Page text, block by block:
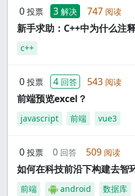
0 投票 3 解决 747 阅读
新手求助：C++中为什么注
c++
0 投票 4 回答 543 阅读
前端预览excel？
javascript 前端 vue3
0 投票 0 回答 509 阅读
如何在科技前沿下构建去智
前端 android 数据库